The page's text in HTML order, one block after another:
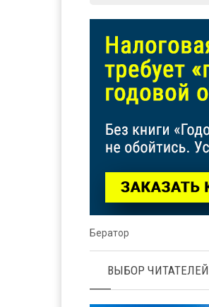
Бератор
ВЫБОР ЧИТАТЕЛЕЙ